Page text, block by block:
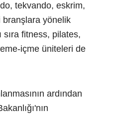
tekvando, eskrim,
yönelik
sıra fitness, pilates,
içme üniteleri de
ardından